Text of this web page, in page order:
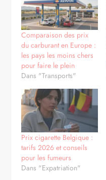
Comparaison des prix
du carburant en Europe :
les pays les moins chers
pour faire le plein
Dans "Transports"
Prix cigarette Belgique :
tarifs 2026 et conseils
pour les fumeurs
Dans "Expatriation"